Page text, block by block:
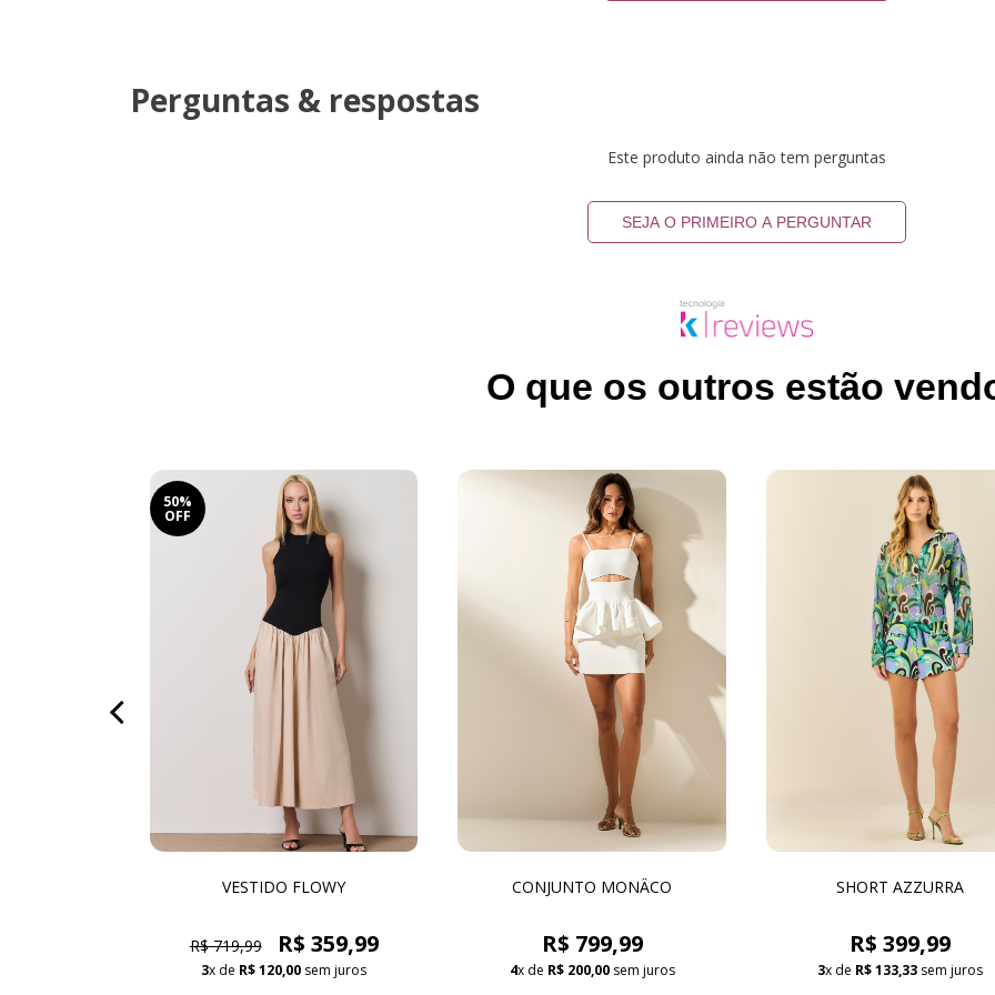
Perguntas & respostas
Este produto ainda não tem perguntas
SEJA O PRIMEIRO A PERGUNTAR
O que os outros estão
50%
OFF
VESTIDO FLOWY
R$ 719,99 R$ 359,99
3x de R$ 120,00 sem juros
CONJUNTO MONÂCO
R$ 799,99
4x de R$ 200,00sem juros
SHORT AZZURRA
R$ 399,99
3x de R$ 133,33 sem juros